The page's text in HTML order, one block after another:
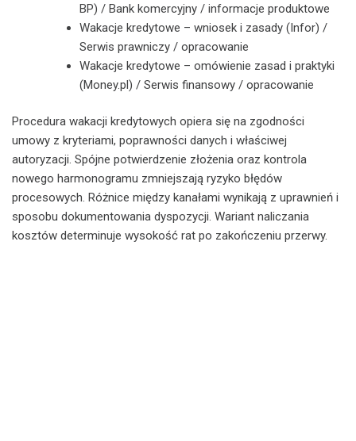
BP) / Bank komercyjny / informacje produktowe
Wakacje kredytowe – wniosek i zasady (Infor) /
Serwis prawniczy / opracowanie
Wakacje kredytowe – omówienie zasad i praktyki
(Money.pl) / Serwis finansowy / opracowanie
Procedura wakacji kredytowych opiera się na zgodności
umowy z kryteriami, poprawności danych i właściwej
autoryzacji. Spójne potwierdzenie złożenia oraz kontrola
nowego harmonogramu zmniejszają ryzyko błędów
procesowych. Różnice między kanałami wynikają z uprawnień i
sposobu dokumentowania dyspozycji. Wariant naliczania
kosztów determinuje wysokość rat po zakończeniu przerwy.